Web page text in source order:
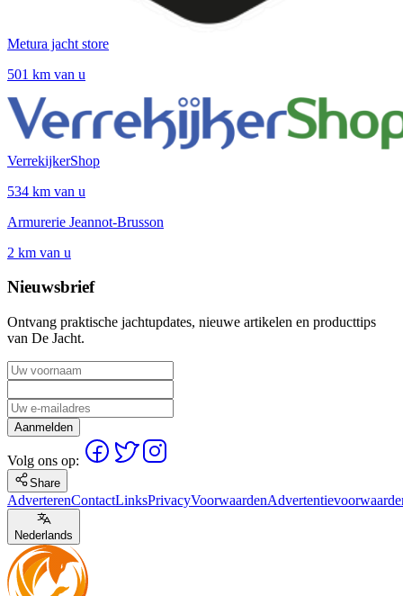
Metura jacht store
501 km van u
VerrekijkerShop
534 km van u
Armurerie Jeannot-Brusson
2 km van u
Nieuwsbrief
Ontvang praktische jachtupdates, nieuwe artikelen en producttips
van De Jacht.
Aanmelden
Volg ons op:
Share
AdverterenContactLinksPrivacyVoorwaarden
Nederlands